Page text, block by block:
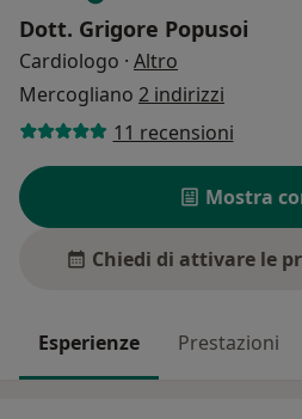
Dott. Grigore Popusoi
Cardiologo · Altro
Mercogliano 2 indirizzi
11 recensioni
Mostra
Chiedi di attivare le
Esperienze Prestazioni